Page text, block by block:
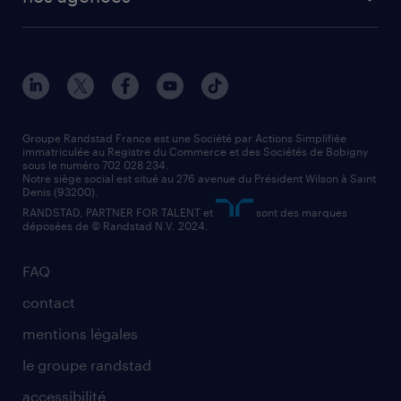
manutentionnaire
assistant administratif
comptable
solutions opérationnelles
contact entreprise
faq intérim / recrutement
nos agences par ville
nos agences par région
nos cabinets de recrutement
FAQ
contact
mentions légales
le groupe randstad
accessibilité
Groupe Randstad France est une Société par Actions Simplifiée
immatriculée au Registre du Commerce et des Sociétés de Bobigny
sous le numéro 702 028 234.
Notre siège social est situé au 276 avenue du Président Wilson à Saint
Denis (93200).
RANDSTAD, PARTNER FOR TALENT et
sont des marques
déposées de © Randstad N.V. 2024.